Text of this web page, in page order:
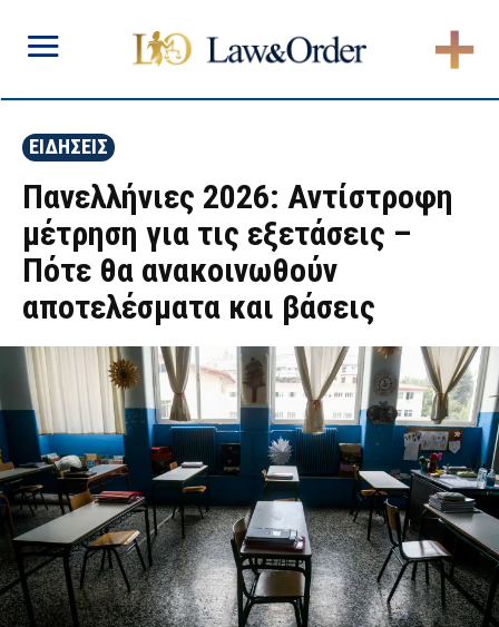
ΕΙΔΗΣΕΙΣ
Πανελλήνιες 2026: Αντίστροφη
μέτρηση για τις εξετάσεις –
Πότε θα ανακοινωθούν
αποτελέσματα και βάσεις